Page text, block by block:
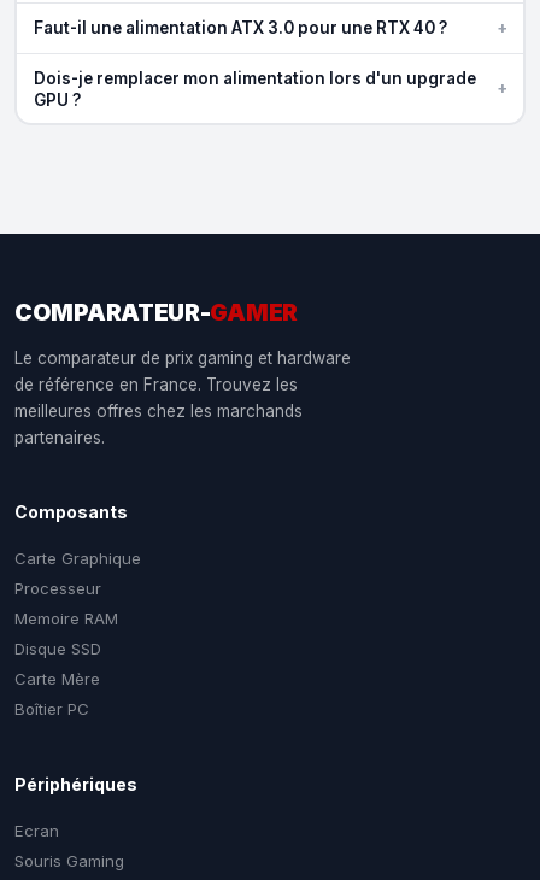
Faut-il une alimentation ATX 3.0 pour une RTX 40 ? +
Dois-je remplacer mon alimentation lors d'un upgrade
GPU ?
+
COMPARATEUR-GAMER
Le comparateur de prix gaming et hardware
de référence en France. Trouvez les
meilleures offres chez les marchands
partenaires.
Composants
Carte Graphique
Processeur
Memoire RAM
Disque SSD
Carte Mère
Boîtier PC
Périphériques
Ecran
Souris Gaming